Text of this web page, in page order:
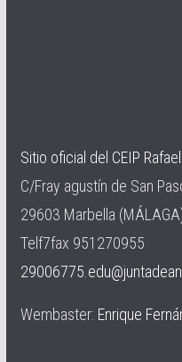
Sitio oficial del CEIP
C/Fray agustín de San
29603 Marbella
Telf7fax 951270955
Wembaster: Enrique